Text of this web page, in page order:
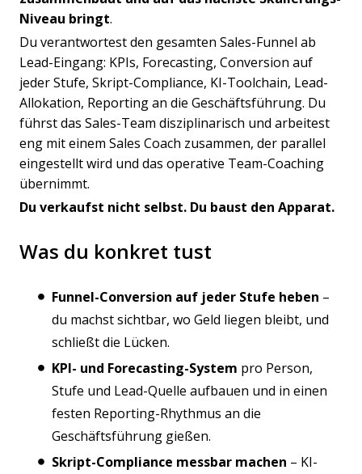
Niveau bringt.
Du verantwortest den gesamten Sales-Funnel ab
Lead-Eingang: KPIs, Forecasting, Conversion auf
jeder Stufe, Skript-Compliance, KI-Toolchain, Lead-
Allokation, Reporting an die Geschäftsführung. Du
führst das Sales-Team disziplinarisch und arbeitest
eng mit einem Sales Coach zusammen, der parallel
eingestellt wird und das operative Team-Coaching
übernimmt.
Du verkaufst nicht selbst. Du baust den Apparat.
Was du konkret tust
Funnel-Conversion auf jeder Stufe heben –
du machst sichtbar, wo Geld liegen bleibt, und
schließt die Lücken.
KPI- und Forecasting-System pro Person,
Stufe und Lead-Quelle aufbauen und in einen
festen Reporting-Rhythmus an die
Geschäftsführung gießen.
Skript-Compliance messbar machen – KI-